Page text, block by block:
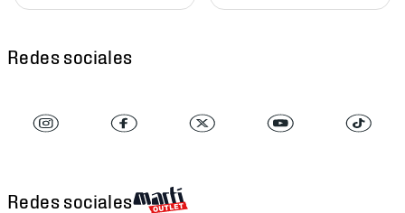
Redes sociales
Redes sociales